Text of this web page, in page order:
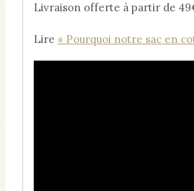
Livraison offerte à partir de
Lire « Pourquoi notre sac en